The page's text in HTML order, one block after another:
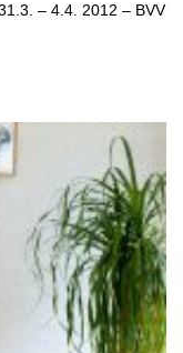
– 4.4. 2012 – BVV